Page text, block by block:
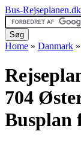
Bus-Rejseplanen.dk
Home » Danmark »
704
Busplan